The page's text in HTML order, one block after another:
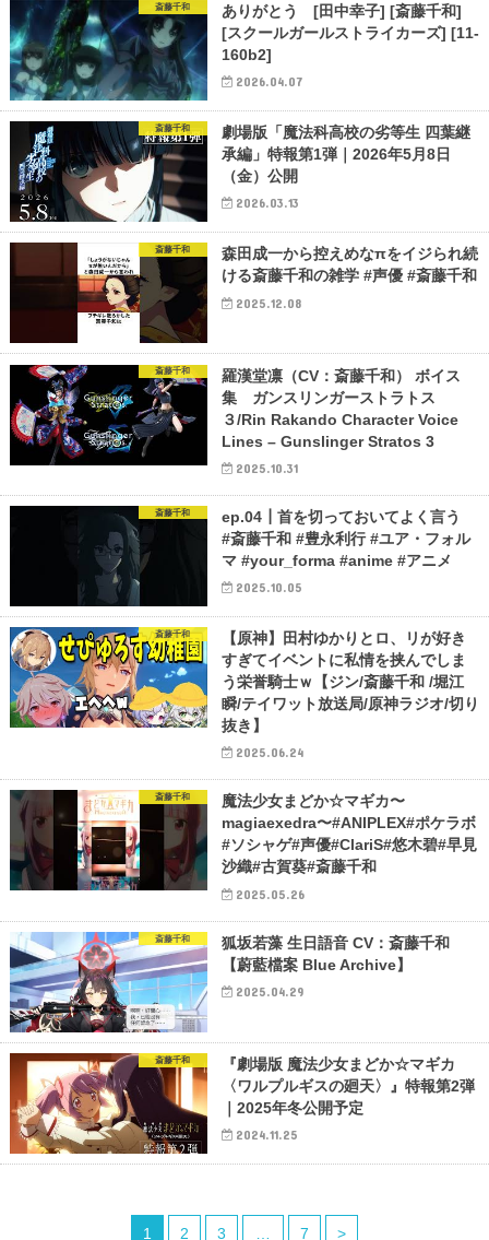
斎藤千和
ありがとう [田中幸子] [斎藤千和]
[スクールガールストライカーズ] [11-
160b2]
2026.04.07
斎藤千和
劇場版「魔法科高校の劣等生 四葉継
承編」特報第1弾｜2026年5月8日
（金）公開
2026.03.13
斎藤千和
森田成一から控えめなπをイジられ続
ける斎藤千和の雑学 #声優 #斎藤千和
2025.12.08
斎藤千和
羅漢堂凛（CV：斎藤千和） ボイス
集 ガンスリンガーストラトス
３/Rin Rakando Character Voice
Lines – Gunslinger Stratos 3
2025.10.31
斎藤千和
ep.04┃首を切っておいてよく言う
#斎藤千和 #豊永利行 #ユア・フォル
マ #your_forma #anime #アニメ
2025.10.05
斎藤千和
【原神】田村ゆかりとロ、リが好き
すぎてイベントに私情を挟んでしま
う栄誉騎士ｗ【ジン/斎藤千和 /堀江
瞬/テイワット放送局/原神ラジオ/切り
抜き】
2025.06.24
斎藤千和
魔法少女まどか☆マギカ〜
magiaexedra〜#ANIPLEX#ポケラボ
#ソシャゲ#声優#ClariS#悠木碧#早見
沙織#古賀葵#斎藤千和
2025.05.26
斎藤千和
狐坂若藻 生日語音 CV：斎藤千和
【蔚藍檔案 Blue Archive】
2025.04.29
斎藤千和
『劇場版 魔法少女まどか☆マギカ
〈ワルプルギスの廻天〉』特報第2弾
｜2025年冬公開予定
2024.11.25
1 2 3 7 >